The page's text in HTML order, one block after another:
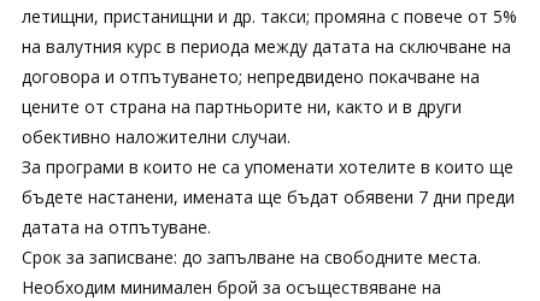
летищни, пристанищни и др. такси; промяна с повече от 5%
на валутния курс в периода между датата на сключване на
договора и отпътуването; непредвидено покачване на
цените от страна на партньорите ни, както и в други
обективно наложителни случаи.
За програми в които не са упоменати хотелите в които ще
бъдете настанени, имената ще бъдат обявени 7 дни преди
датата на отпътуване.
Срок за записване: до запълване на свободните места.
Необходим минимален брой за осъществяване на